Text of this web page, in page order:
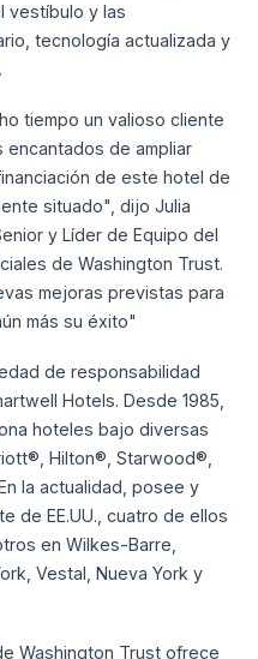
vestíbulo y las
tecnología actualizada y
tiempo un valioso cliente
encantados de ampliar
de este hotel de
situado", dijo Julia
y Líder de Equipo del
de Washington Trust.
mejoras previstas para
más su éxito"
de responsabilidad
Hotels. Desde 1985,
hoteles bajo diversas
Hilton®, Starwood®,
la actualidad, posee y
de EE.UU., cuatro de ellos
en Wilkes-Barre,
Vestal, Nueva York y
Washington Trust ofrece